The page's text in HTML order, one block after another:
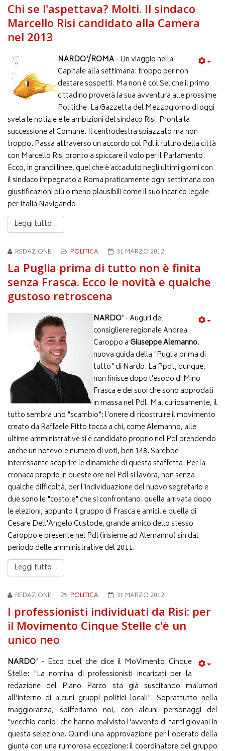
Chi se l'aspettava? Molti. Il sindaco
Marcello Risi candidato alla Camera
nel 2013
NARDO'/ROMA- Un viaggio nella
Capitale alla settimana: troppo per non
destare sospetti. Ma non è col Sel che il primo
cittadino proverà la sua avventura alle prossime
Politiche. La Gazzetta del Mezzogiorno di oggi
svela le notizie e le ambizioni del sindaco Risi. Pronta la
successione al Comune. Il centrodestra spiazzato ma non
troppo. Passa attraverso un accordo col Pdl il futuro della città
con Marcello Risi pronto a spiccare il volo per il Parlamento.
Ecco, in grandi linee, quel che è accaduto negli ultimi giorni con
il sindaco impegnato a Roma praticamente ogni settimana con
giustificazioni più o meno plausibili come il suo incarico legale
per Italia Navigando.
Leggi tutto...
REDAZIONE POLITICA 31 MARZO 2012
La Puglia prima di tutto non è finita
senza Frasca. Ecco le novità e qualche
gustoso retroscena
NARDO'- Auguri del
consigliere regionale Andrea
Caroppo aGiuseppe Alemanno,
nuova guida della "Puglia prima di
tutto" di Nardò. La Ppdt, dunque,
non finisce dopo l'esodo di Mino
Frasca e dei suoi che sono approdati
in massa nel Pdl. Ma, curiosamente, il
tutto sembra uno "scambio": l'onere di ricostruire il movimento
creato da Raffaele Fitto tocca a chi, come Alemanno, alle
ultime amministrative si è candidato proprio nel Pdl prendendo
anche un notevole numero di voti, ben 148. Sarebbe
interessante scoprire le dinamiche di questa staffetta. Per la
cronaca proprio in queste ore nel Pdl si lavora, non senza
qualche difficoltà, per l'individuazione del nuovo segretario e
due sono le "costole" che si confrontano: quella arrivata dopo
le elezioni, appunto il gruppo di Frasca e amici, e quella di
Cesare Dell'Angelo Custode, grande amico dello stesso
Caroppo e presente nel Pdl (insieme ad Alemanno) sin dal
periodo delle amministrative del 2011.
Leggi tutto...
REDAZIONE POLITICA 31 MARZO 2012
I professionisti individuati da Risi: per
il Movimento Cinque Stelle c'è un
unico neo
NARDO' - Ecco quel che dice il MoVimento Cinque
Stelle: "La nomina di professionisti incaricati per la
redazione del Piano Parco sta già suscitando malumori
all’interno di alcuni gruppi politici locali". Soprattutto nella
maggioranza, spifferiamo noi, con alcuni personaggi del
"vecchio conio" che hanno malvisto l'avvento di tanti giovani in
questa selezione. Quindi una approvazione per l'operato della
giunta con una rumorosa eccezione: il coordinatore del gruppo